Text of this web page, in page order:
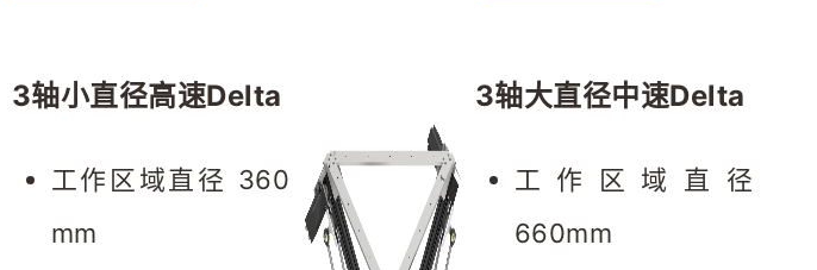
3轴小直径高速Delta
工作区域直径 360
mm
3轴大直径中速Delta
工作区域直径
660mm